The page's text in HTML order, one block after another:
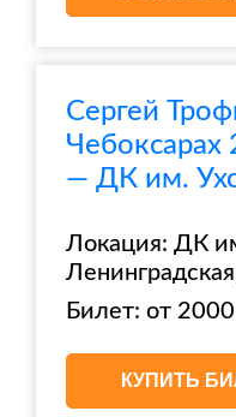
Сергей
Чебоксарах
— ДК им.
Локация: ДК
Билет: от
КУПИТЬ